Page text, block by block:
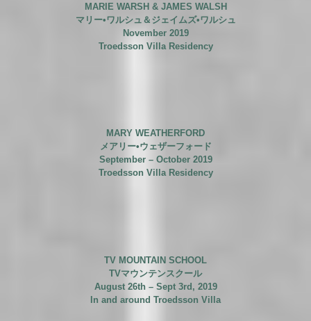
MARIE WARSH & JAMES WALSH
マリー•ワルシュ ＆ ジェイムズ•ワルシュ
November 2019
Troedsson Villa Residency
MARY WEATHERFORD
メアリー•ウェザーフォード
September – October 2019
Troedsson Villa Residency
TV MOUNTAIN SCHOOL
TVマウンテンスクール
August 26th – Sept 3rd, 2019
In and around Troedsson Villa